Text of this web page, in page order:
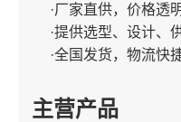
·厂家直供，价格透
·提供选型、设计、
·全国发货，物流快
主营产品